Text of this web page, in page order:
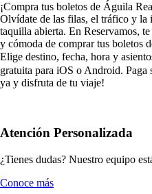
¡Compra tus boletos de Águila
Olvídate de las filas, el tráfico y la
taquilla abierta. En Reservamos,
y cómoda de comprar tus boletos
Elige destino, fecha, hora y
gratuita para iOS o Android. Paga
ya y disfruta de tu viaje!
Atención Personalizada
¿Tienes dudas? Nuestro equipo
Conoce más